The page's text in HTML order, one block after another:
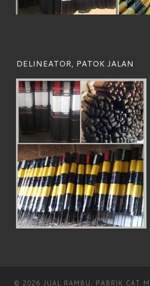
DELINEATOR, PATOK JALAN
© 2026 JUAL RAMBU, PABRIK CAT